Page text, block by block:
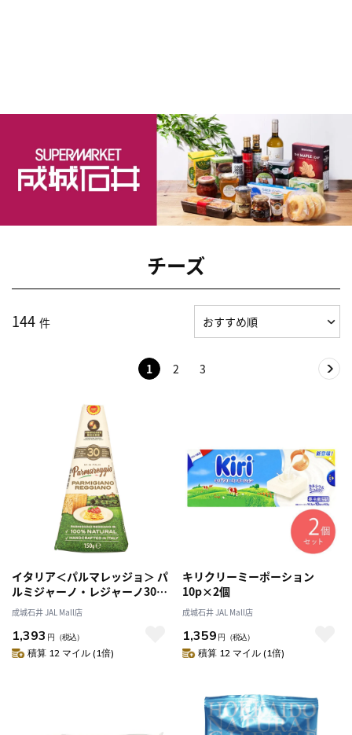
チーズ
144 件
1 2 3
イタリア＜パルマレッジョ＞ パ
ルミジャーノ・レジャーノ30ヶ
月熟成 143g
成城石井 JAL Mall店
1,393 円 （税込）
積算 12 マイル (1倍)
キリクリーミーポーション
10p×2個
成城石井 JAL Mall店
1,359 円 （税込）
積算 12 マイル (1倍)